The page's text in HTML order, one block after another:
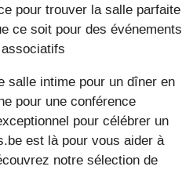
pour trouver la salle parfaite
ce soit pour des événements
salle intime pour un dîner en
pour une conférence
pour célébrer un
est là pour vous aider à
notre sélection de